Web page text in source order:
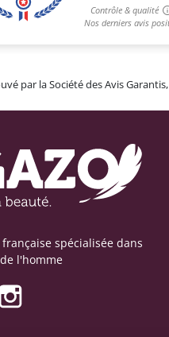
par la Société des Avis Garantis,
spécialisée dans
l'homme